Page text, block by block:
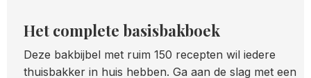
Het complete basisbakboek
Deze bakbijbel met ruim 150 recepten wil iedere
thuisbakker in huis hebben. Ga aan de slag met een